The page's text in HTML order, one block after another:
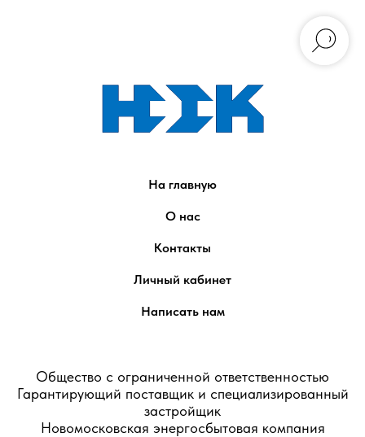
На главную
О нас
Контакты
Личный кабинет
Написать нам
Общество с ограниченной ответственностью
Гарантирующий поставщик и специализированный
застройщик
Новомосковская энергосбытовая компания